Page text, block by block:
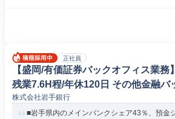
正社員
【盛岡/有価証券バックオフィス業務
残業7.6H程/年休120日 その他金融バ
株式会社岩手銀行
■岩手県内のメインバンクシェア43％、預金